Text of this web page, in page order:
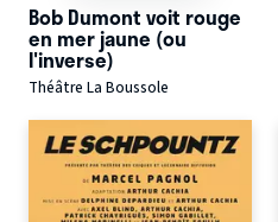
Bob Dumont voit rouge
en mer jaune (ou
l'inverse)
Théâtre La Boussole